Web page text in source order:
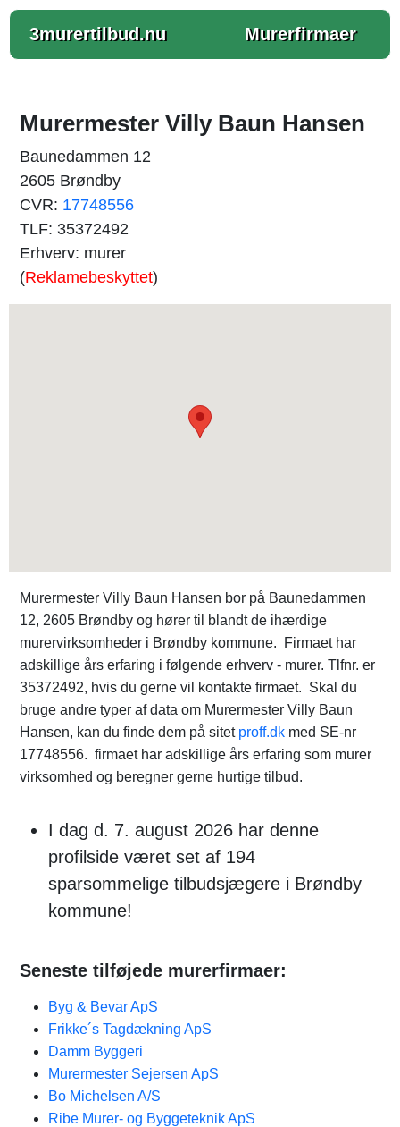
3murertilbud.nu Murerfirmaer
Murermester Villy Baun Hansen
Baunedammen 12
2605 Brøndby
CVR: 17748556
TLF: 35372492
Erhverv: murer
(Reklamebeskyttet)
Murermester Villy Baun Hansen bor på Baunedammen
12, 2605 Brøndby og hører til blandt de ihærdige
murervirksomheder i Brøndby kommune. Firmaet har
adskillige års erfaring i følgende erhverv - murer. Tlfnr. er
35372492, hvis du gerne vil kontakte firmaet. Skal du
bruge andre typer af data om Murermester Villy Baun
Hansen, kan du finde dem på sitet proff.dk med SE-nr
17748556. firmaet har adskillige års erfaring som murer
virksomhed og beregner gerne hurtige tilbud.
I dag d. 7. august 2026 har denne
profilside været set af 194
sparsommelige tilbudsjægere i Brøndby
kommune!
Seneste tilføjede murerfirmaer:
Byg & Bevar ApS
Frikke´s Tagdækning ApS
Damm Byggeri
Murermester Sejersen ApS
Bo Michelsen A/S
Ribe Murer- og Byggeteknik ApS